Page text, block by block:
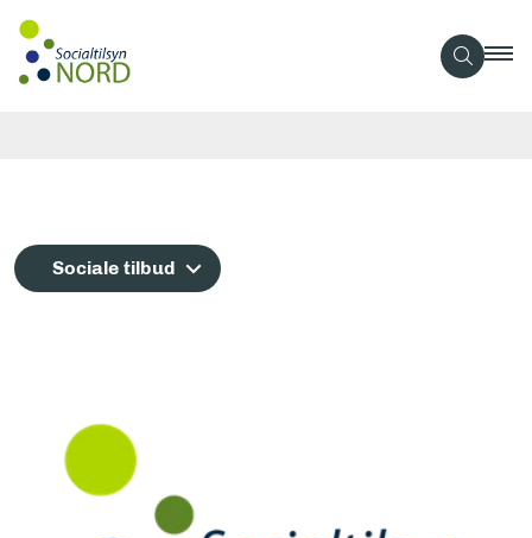
Sociale tilbud